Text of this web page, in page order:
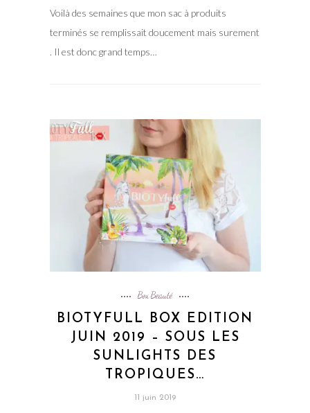
Voilà des semaines que mon sac à produits
terminés se remplissait doucement mais surement
. Il est donc grand temps…
Box Beauté
BIOTYFULL BOX EDITION
JUIN 2019 – SOUS LES
SUNLIGHTS DES
TROPIQUES…
11 juin 2019